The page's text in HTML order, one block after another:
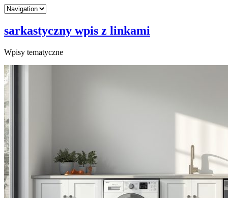
sarkastyczny wpis z linkami
Wpisy tematyczne